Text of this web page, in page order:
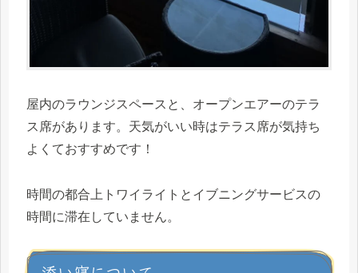
屋内のラウンジスペースと、オープンエアーのテラ
ス席があります。天気がいい時はテラス席が気持ち
よくておすすめです！
時間の都合上トワイライトとイブニングサービスの
時間に滞在していません。